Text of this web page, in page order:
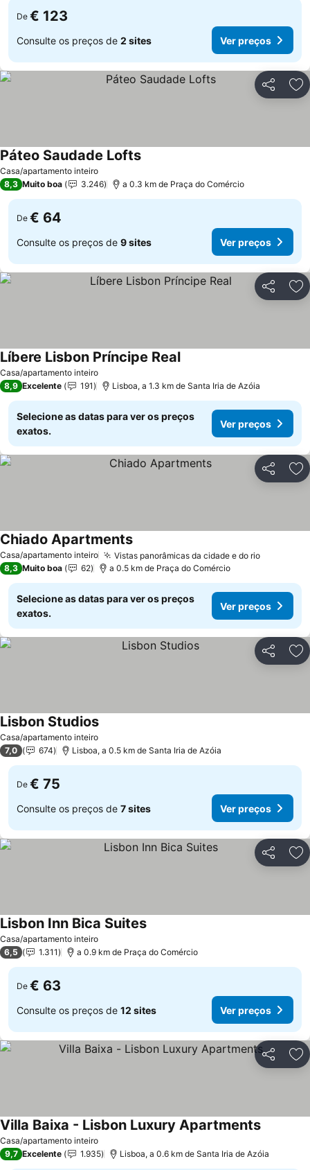
De € 123
Consulte os preços de 2 sites Ver preços
Partilhar
Casa/apartamento inteiro
Páteo Saudade LoftsVer preços
8,3 Muito boa 3.246 a 0.3 km de Praça do Comércio
De € 64
Consulte os preços de 9 sites Ver preços
Partilhar
Casa/apartamento inteiro
Líbere Lisbon Príncipe RealVer preços
8,9 Excelente 191 Lisboa, a 1.3 km de Santa Iria de Azóia
Selecione as datas para ver os preços
exatos.
Ver preços
Partilhar
Casa/apartamento inteiro Vistas panorâmicas da cidade e do rioVer
Chiado ApartmentsVer preços
8,3 Muito boa 62 a 0.5 km de Praça do Comércio
Selecione as datas para ver os preços
exatos.
Ver preços
Partilhar
Casa/apartamento inteiro
Lisbon StudiosVer preços
7,0 674 Lisboa, a 0.5 km de Santa Iria de Azóia
De € 75
Consulte os preços de 7 sites Ver preços
Partilhar
Casa/apartamento inteiro
Lisbon Inn Bica SuitesVer preços
6,5 1.311 a 0.9 km de Praça do Comércio
De € 63
Consulte os preços de 12 sites Ver preços
Partilhar
Casa/apartamento inteiro
Villa Baixa - Lisbon Luxury ApartmentsVer
9,7 Excelente 1.935 Lisboa, a 0.6 km de Santa Iria de Azóia